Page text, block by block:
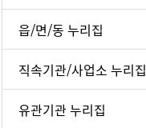
읍/면/동 누리집
직속기관/사업소 누리집
유관기관 누리집